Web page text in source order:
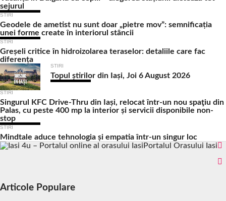
sejurul
STIRI
Geodele de ametist nu sunt doar „pietre mov”: semnificația
unei forme create în interiorul stâncii
STIRI
Greșeli critice în hidroizolarea teraselor: detaliile care fac
diferența
STIRI
Topul știrilor din Iași, Joi 6 August 2026
STIRI
Singurul KFC Drive-Thru din Iași, relocat într-un nou spaţiu din
Palas, cu peste 400 mp la interior și servicii disponibile non-
stop
STIRI
Mindtale aduce tehnologia și empatia într-un singur loc
Portalul Orasului Iasi
Articole Populare